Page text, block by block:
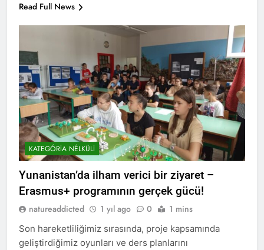
Read Full News
KATEGÓRIA NÉLKÜLI
Yunanistan’da ilham verici bir ziyaret –
Erasmus+ programının gerçek gücü!
natureaddicted 1 yıl ago 0 1 mins
Son hareketliliğimiz sırasında, proje kapsamında
geliştirdiğimiz oyunları ve ders planlarını